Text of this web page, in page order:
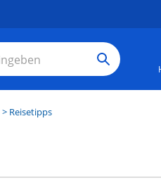
> Reisetipps